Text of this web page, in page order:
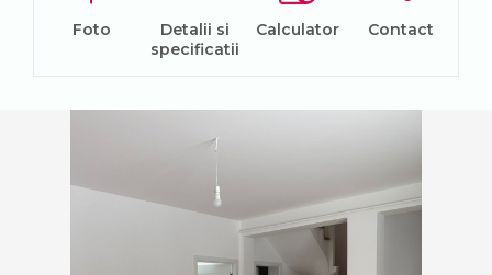
Foto
Detalii si
specificatii
Calculator Contact